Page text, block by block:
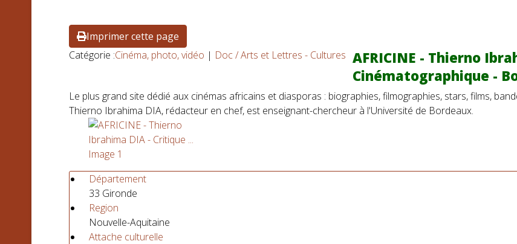
Imprimer cette page
Catégorie :Cinéma, photo, vidéo | Doc / Arts et Lettres - Cultures AFRICINE - Thierno
Cinématographique -
Le plus grand site dédié aux cinémas africains et diasporas : biographies, filmographies, stars, films,
Thierno Ibrahima DIA, rédacteur en chef, est enseignant-chercheur à l'Université de Bordeaux.
Département
33 Gironde
Region
Nouvelle-Aquitaine
Attache culturelle